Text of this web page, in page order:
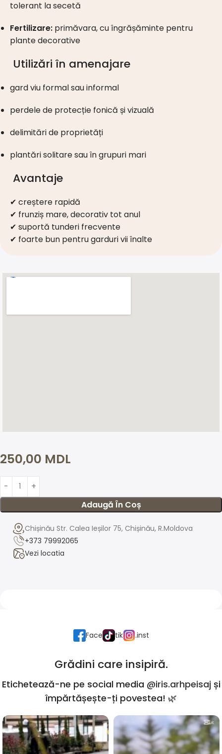
tolerant la secetă
Fertilizare: primăvara, cu îngrășăminte pentru
plante decorative
Utilizări în amenajare
gard viu formal sau informal
perdele de protecție fonică și vizuală
delimitări de proprietăți
plantări solitare sau în grupuri mari
Avantaje
✔ creștere rapidă
✔ frunziș mare, decorativ tot anul
✔ suportă tunderi frecvente
✔ foarte bun pentru garduri vii înalte
250,00 MDL
Adaugă În Coș
Chișinău Str. Calea Ieșilor 75, Chișinău, R.Moldova
+373 79992065
Vezi locatia
Face tik .inst
Grădini care insipiră.
Etichetează-ne pe social media @iris.arhpeisaj și
împărtășește-ți povestea! 🌿